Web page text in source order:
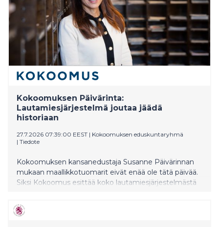
Kokoomuksen Päivärinta:
Lautamiesjärjestelmä joutaa jäädä
historiaan
27.7.2026 07:39:00 EEST | Kokoomuksen eduskuntaryhmä
| Tiedote
Kokoomuksen kansanedustaja Susanne Päivärinnan
mukaan maallikkotuomarit eivät enää ole tätä päivää.
Siksi Kokoomus esittää koko lautamiesjärjestelmästä